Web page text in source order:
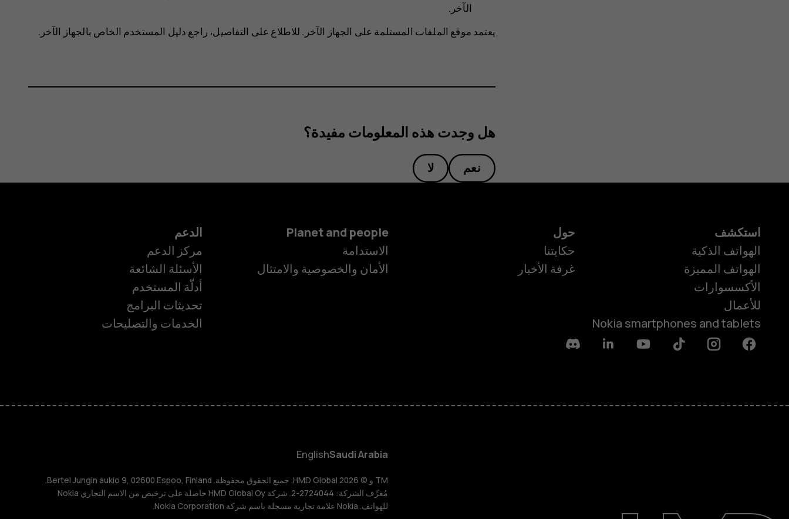
الهواتف الذكية
HMD Terra M
HMD DUB
HMD Watch
الآخر.
يعتمد موقع الملفات المستلمة على الجهاز الآخر. للاطلاع على التفاصيل، راجع دليل المستخدم الخاص بالجهاز الآخر.
هل وجدت هذه المعلومات مفيدة؟
نعم لا
استكشف
الهواتف الذكية
الهواتف المميزة
الأكسسوارات
للأعمال
Nokia smartphones and tablets
حول
حكايتنا
غرفة الأخبار
Planet and people
الاستدامة
الأمان والخصوصية والامتثال
الدعم
مركز الدعم
الأسئلة الشائعة
أدلّة المستخدم
تحديثات البرامج
الخدمات والتصليحات
Facebook
Instagram
Tiktok
Youtube
Linkedin
Discord
Saudi Arabia
English
TM و © 2026 HMD Global. جميع الحقوق محفوظة. Bertel Jungin aukio 9, 02600 Espoo, Finland.
مُعرِّف الشركة: 2724044-2. شركة HMD Global Oy حاصلة على ترخيص من الاسم التجاري Nokia
للهواتف. Nokia علامة تجارية مسجلة باسم شركة Nokia Corporation.